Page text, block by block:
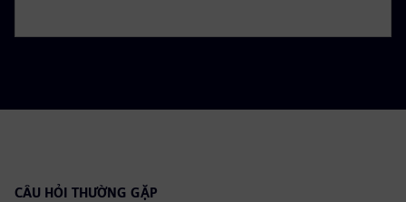
CÂU HỎI THƯỜNG GẶP